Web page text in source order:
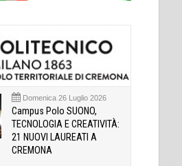
Domenica 26 Luglio 2026
Campus Polo SUONO,
TECNOLOGIA E CREATIVITÀ:
21 NUOVI LAUREATI A
CREMONA